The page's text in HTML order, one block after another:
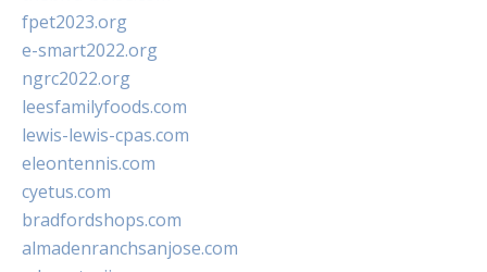
fpet2023.org
e-smart2022.org
ngrc2022.org
leesfamilyfoods.com
lewis-lewis-cpas.com
eleontennis.com
cyetus.com
bradfordshops.com
almadenranchsanjose.com